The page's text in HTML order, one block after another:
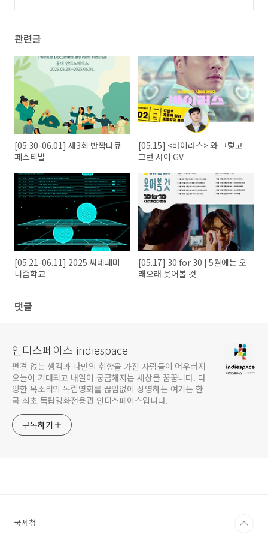
관련글
[05.30-06.01] 제3회 반짝다큐
페스티발
[05.15] <바이러스> 와 그렇고
그런 사이 GV
[05.21-06.11] 2025 씨네페미
니즘학교
[05.17] 30 for 30 | 5월에는 오
래오래 웃어볼 것
댓글
인디스페이스 indiespace
편견 없는 생각과 나만의 취향을 가진 사람들이 어우러져
오늘이 기대되고 내일이 궁금해지는 세상을 꿈꿉니다. 다
양한 목소리의 독립영화를 끊임없이 상영하는 여기는 한
국 최초 독립영화전용관 인디스페이스입니다.
구독하기
국세청